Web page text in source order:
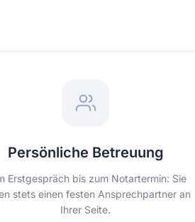
Persönliche Betreuung
Erstgespräch bis zum Notartermin: Sie
stets einen festen Ansprechpartner an
Ihrer Seite.